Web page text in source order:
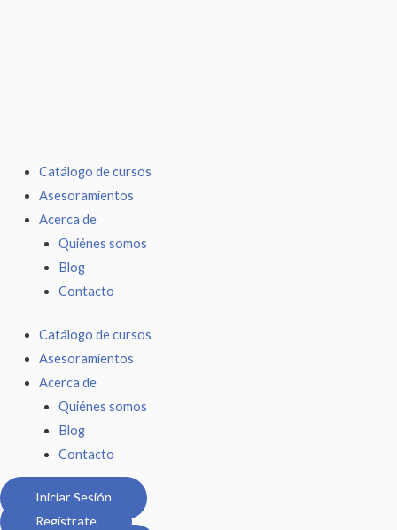
Catálogo de cursos
Asesoramientos
Acerca de
Quiénes somos
Blog
Contacto
Catálogo de cursos
Asesoramientos
Acerca de
Quiénes somos
Blog
Contacto
Iniciar Sesión
Regístrate